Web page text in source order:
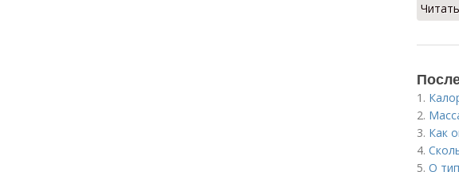
1.
2.
3. Как
4.
5. О